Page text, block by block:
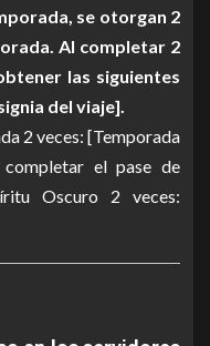
se otorgan 2
Al completar 2
las siguientes
del viaje].
2 veces: [Temporada
el pase de
Oscuro 2 veces: